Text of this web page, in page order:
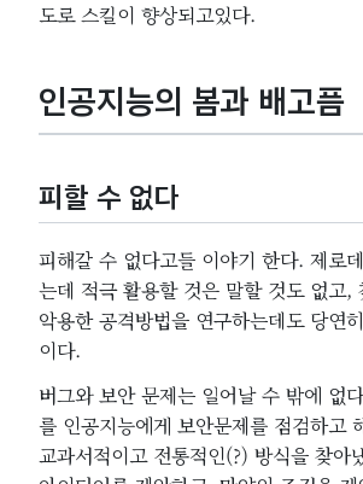
도로 스킬이 향상되고있다.
인공지능의 봄과 배고픔
피할 수 없다
피해갈 수 없다고들 이야기 한다. 제로
는데 적극 활용할 것은 말할 것도 없고,
악용한 공격방법을 연구하는데도 당연
이다.
버그와 보안 문제는 일어날 수 밖에 없
를 인공지능에게 보안문제를 점검하고
교과서적이고 전통적인(?) 방식을 찾아